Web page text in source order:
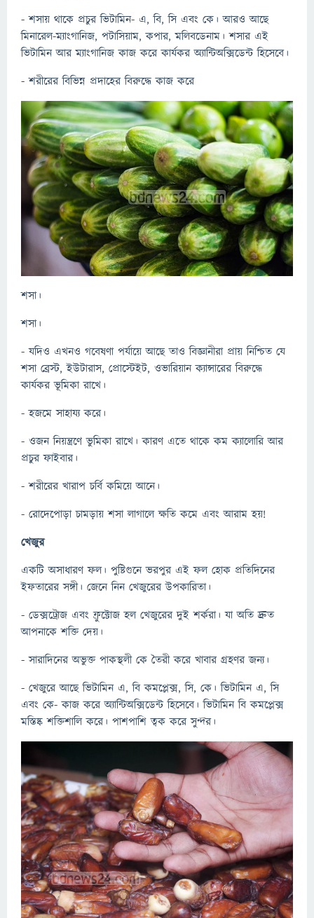
- শসায় থাকে প্রচুর ভিটামিন- এ, বি, সি এবং কে। আরও আছে
মিনারেল-ম্যাংগানিজ, পটাসিয়াম, কপার, মলিবডেনাম। শসার এই
ভিটামিন আর ম্যাংগানিজ কাজ করে কার্যকর অ্যান্টিঅক্সিডেন্ট হিসেবে।
- শরীরের বিভিন্ন প্রদাহের বিরুদ্ধে কাজ করে
শসা।
শসা।
- যদিও এখনও গবেষণা পর্যায়ে আছে তাও বিজ্ঞানীরা প্রায় নিশ্চিত যে
শসা ব্রেস্ট, ইউটারাস, প্রোস্টেইট, ওভারিয়ান ক্যান্সারের বিরুদ্ধে
কার্যকর ভূমিকা রাখে।
- হজমে সাহায্য করে।
- ওজন নিয়ন্ত্রণে ভুমিকা রাখে। কারণ এতে থাকে কম ক্যালোরি আর
প্রচুর ফাইবার।
- শরীরের খারাপ চর্বি কমিয়ে আনে।
- রোদেপোড়া চামড়ায় শসা লাগালে ক্ষতি কমে এবং আরাম হয়!
খেজুর
একটি অসাধারণ ফল। পুষ্টিগুনে ভরপুর এই ফল হোক প্রতিদিনের
ইফতারের সঙ্গী। জেনে নিন খেজুরের উপকারিতা।
- ডেক্সট্রোজ এবং ফ্রুক্টোজ হল খেজুরের দুই শর্করা। যা অতি দ্রুত
আপনাকে শক্তি দেয়।
- সারাদিনের অভুক্ত পাকস্থলী কে তৈরী করে খাবার গ্রহণর জন্য।
- খেজুরে আছে ভিটামিন এ, বি কমপ্লেক্স, সি, কে। ভিটামিন এ, সি
এবং কে- কাজ করে অ্যান্টিঅক্সিডেন্ট হিসেবে। ভিটামিন বি কমপ্লেক্স
মস্তিষ্ক শক্তিশালি করে। পাশপাশি ত্বক করে সুন্দর।